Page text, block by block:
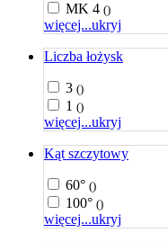
MK 4 ()
więcej...ukryj
Liczba łożysk
3 ()
1 ()
więcej...ukryj
Kąt szczytowy
60° ()
100° ()
więcej...ukryj